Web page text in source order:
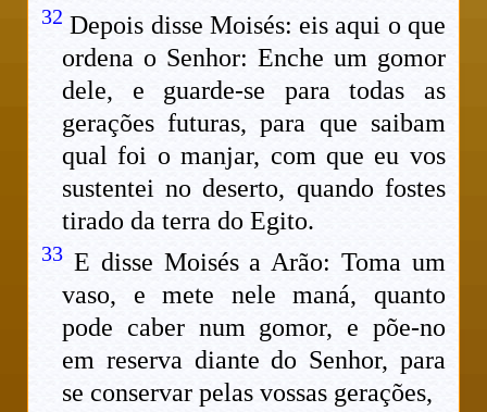
32 Depois disse Moisés: eis aqui o que
ordena o Senhor: Enche um gomor
dele, e guarde-se para todas as
gerações futuras, para que saibam
qual foi o manjar, com que eu vos
sustentei no deserto, quando fostes
tirado da terra do Egito.
33 E disse Moisés a Arão: Toma um
vaso, e mete nele maná, quanto
pode caber num gomor, e põe-no
em reserva diante do Senhor, para
se conservar pelas vossas gerações,